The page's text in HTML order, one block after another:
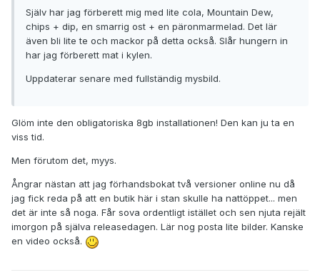
Själv har jag förberett mig med lite cola, Mountain Dew,
chips + dip, en smarrig ost + en päronmarmelad. Det lär
även bli lite te och mackor på detta också. Slår hungern in
har jag förberett mat i kylen.
Uppdaterar senare med fullständig mysbild.
Glöm inte den obligatoriska 8gb installationen! Den kan ju ta en
viss tid.
Men förutom det, myys.
Ångrar nästan att jag förhandsbokat två versioner online nu då
jag fick reda på att en butik här i stan skulle ha nattöppet... men
det är inte så noga. Får sova ordentligt istället och sen njuta rejält
imorgon på själva releasedagen. Lär nog posta lite bilder. Kanske
en video också.